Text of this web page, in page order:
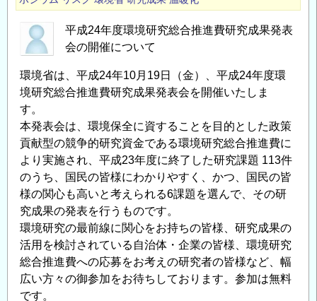
平成24年度環境研究総合推進費研究成果発表
会の開催について
環境省は、平成24年10月19日（金）、平成24年度環
境研究総合推進費研究成果発表会を開催いたしま
す。
本発表会は、環境保全に資することを目的とした政策
貢献型の競争的研究資金である環境研究総合推進費に
より実施され、平成23年度に終了した研究課題 113件
のうち、国民の皆様にわかりやすく、かつ、国民の皆
様の関心も高いと考えられる6課題を選んで、その研
究成果の発表を行うものです。
環境研究の最前線に関心をお持ちの皆様、研究成果の
活用を検討されている自治体・企業の皆様、環境研究
総合推進費への応募をお考えの研究者の皆様など、幅
広い方々の御参加をお待ちしております。参加は無料
です。